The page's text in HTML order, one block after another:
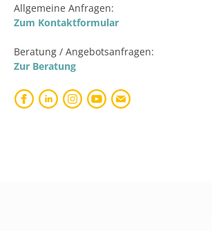
Allgemeine Anfragen:
Zum Kontaktformular
Beratung / Angebotsanfragen:
Zur Beratung